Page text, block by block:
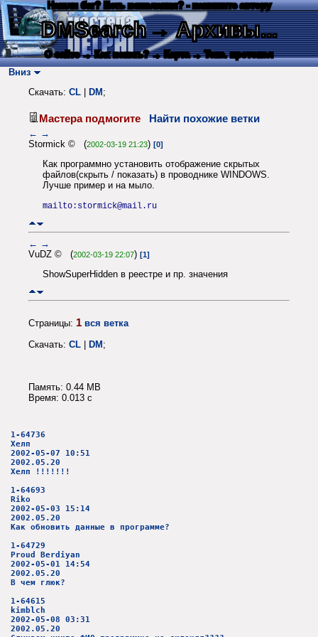
Нашли баг? Есть пожелания? - напишите автору
DMSearch→ Архивы...
О сайте → Как искать? → Карта → Текс. протокол
Вниз
Скачать: CL DM ;
Мастера подмогите Найти похожие ветки
← →
Stormick © (2002-03-19 21:23) [0]
Как программно установить отображение скрытых
файлов(скрыть / показать) в проводнике WINDOWS.
Лучше пример и на мыло.
mailto:stormick@mail.ru
← →
VuDZ © (2002-03-19 22:07) [1]
ShowSuperHidden в реестре и пр. значения
Страницы: 1 вся ветка
Скачать: CL DM ;
Память: 0.44 MB
Время: 0.013 c
1-64736
Хелп
2002-05-07 10:51
2002.05.20
Хелп !!!!!!!
1-64693
Riko
2002-05-03 15:14
2002.05.20
Как обновить данные в программе?
1-64729
Proud Berdiyan
2002-05-01 14:54
2002.05.20
В чем глюк?
1-64615
kimblch
2002-05-08 03:31
2002.05.20